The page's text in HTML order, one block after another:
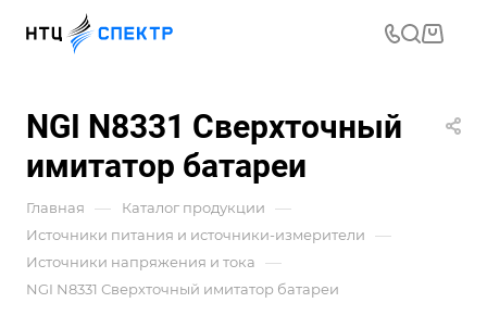
NGI N8331 Сверхточный
имитатор батареи
Главная — Каталог продукции —
Источники питания и источники-измерители —
Источники напряжения и тока —
NGI N8331 Сверхточный имитатор батареи